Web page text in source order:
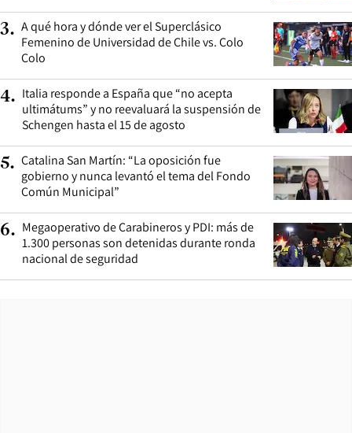
3. A qué hora y dónde ver el Superclásico
Femenino de Universidad de Chile vs. Colo
Colo
4. Italia responde a España que “no acepta
ultimátums” y no reevaluará la suspensión de
Schengen hasta el 15 de agosto
5. Catalina San Martín: “La oposición fue
gobierno y nunca levantó el tema del Fondo
Común Municipal”
6. Megaoperativo de Carabineros y PDI: más de
1.300 personas son detenidas durante ronda
nacional de seguridad